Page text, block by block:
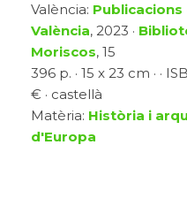
València:
València, 2023 ·
Moriscos, 15
396 p. · 15 x 23 cm · ·
€ · castellà
Matèria: Història i
d'Europa